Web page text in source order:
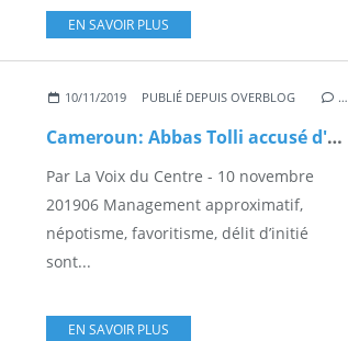
EN SAVOIR PLUS
10/11/2019 PUBLIÉ DEPUIS OVERBLOG …
Cameroun: Abbas Tolli accusé d'avoir tué la BEAC
Par La Voix du Centre - 10 novembre
201906 Management approximatif,
népotisme, favoritisme, délit d’initié
sont...
EN SAVOIR PLUS